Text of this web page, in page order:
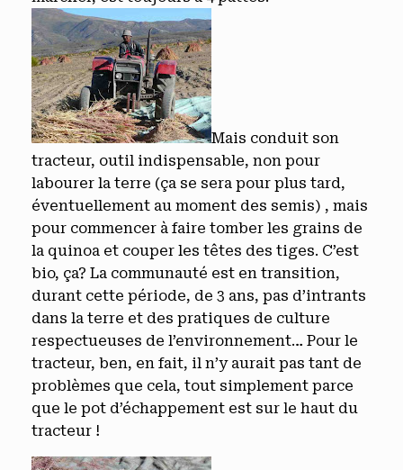
Mais conduit son
tracteur, outil indispensable, non pour
labourer la terre (ça se sera pour plus tard,
éventuellement au moment des semis) , mais
pour commencer à faire tomber les grains de
la quinoa et couper les têtes des tiges. C’est
bio, ça? La communauté est en transition,
durant cette période, de 3 ans, pas d’intrants
dans la terre et des pratiques de culture
respectueuses de l’environnement… Pour le
tracteur, ben, en fait, il n’y aurait pas tant de
problèmes que cela, tout simplement parce
que le pot d’échappement est sur le haut du
tracteur !